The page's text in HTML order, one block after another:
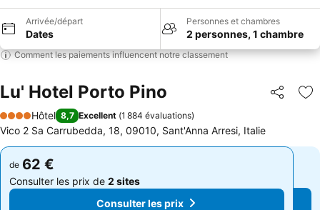
Arrivée/départ
Dates
Personnes et chambres
2 personnes, 1 chambre
Comment les paiements influencent notre classement
Lu' Hotel Porto Pino Partager
4 Étoiles
Hôtel 8,7 Excellent (1 884 évaluations)
Vico 2 Sa Carrubedda, 18, 09010, Sant'Anna Arresi, Italie
de 62 €
Consulter les prix de 2 sites
Consulter les prix
de 62 €
Consulter les prix de 2 sites
Consulter les prix